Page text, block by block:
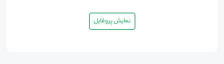
نمایش پروفایل